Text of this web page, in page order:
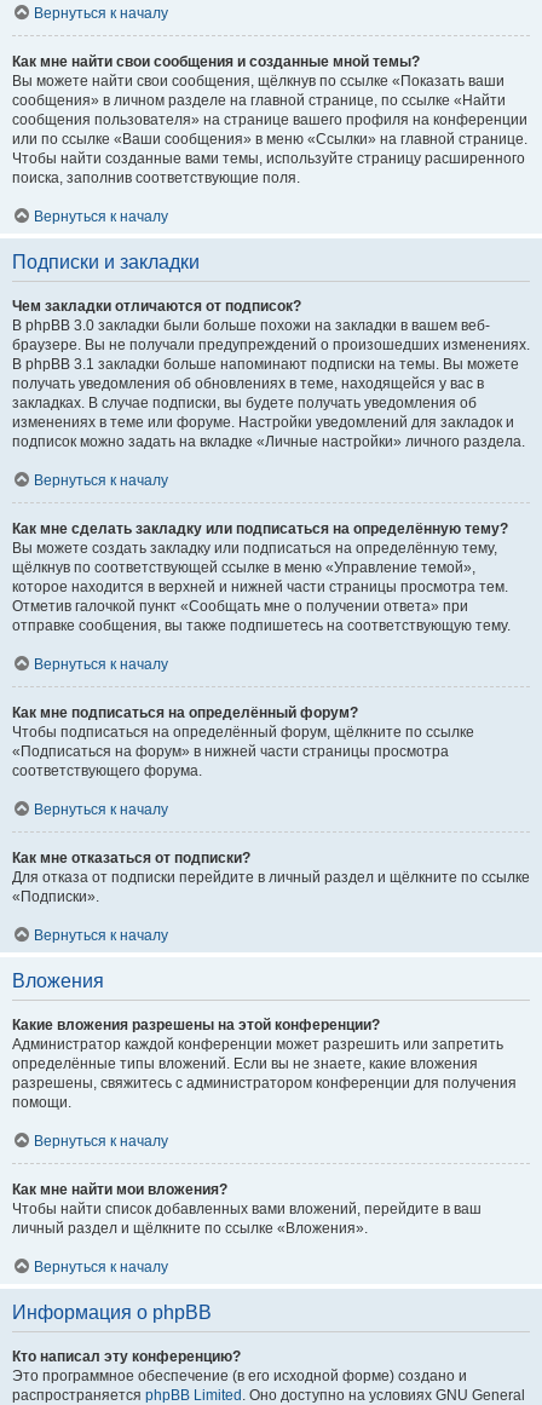
Вернуться к началу
Как мне найти свои сообщения и созданные мной темы?
Вы можете найти свои сообщения, щёлкнув по ссылке «Показать ваши
сообщения» в личном разделе на главной странице, по ссылке «Найти
сообщения пользователя» на странице вашего профиля на конференции
или по ссылке «Ваши сообщения» в меню «Ссылки» на главной странице.
Чтобы найти созданные вами темы, используйте страницу расширенного
поиска, заполнив соответствующие поля.
Вернуться к началу
Подписки и закладки
Чем закладки отличаются от подписок?
В phpBB 3.0 закладки были больше похожи на закладки в вашем веб-
браузере. Вы не получали предупреждений о произошедших изменениях.
В phpBB 3.1 закладки больше напоминают подписки на темы. Вы можете
получать уведомления об обновлениях в теме, находящейся у вас в
закладках. В случае подписки, вы будете получать уведомления об
изменениях в теме или форуме. Настройки уведомлений для закладок и
подписок можно задать на вкладке «Личные настройки» личного раздела.
Вернуться к началу
Как мне сделать закладку или подписаться на определённую тему?
Вы можете создать закладку или подписаться на определённую тему,
щёлкнув по соответствующей ссылке в меню «Управление темой»,
которое находится в верхней и нижней части страницы просмотра тем.
Отметив галочкой пункт «Сообщать мне о получении ответа» при
отправке сообщения, вы также подпишетесь на соответствующую тему.
Вернуться к началу
Как мне подписаться на определённый форум?
Чтобы подписаться на определённый форум, щёлкните по ссылке
«Подписаться на форум» в нижней части страницы просмотра
соответствующего форума.
Вернуться к началу
Как мне отказаться от подписки?
Для отказа от подписки перейдите в личный раздел и щёлкните по ссылке
«Подписки».
Вернуться к началу
Вложения
Какие вложения разрешены на этой конференции?
Администратор каждой конференции может разрешить или запретить
определённые типы вложений. Если вы не знаете, какие вложения
разрешены, свяжитесь с администратором конференции для получения
помощи.
Вернуться к началу
Как мне найти мои вложения?
Чтобы найти список добавленных вами вложений, перейдите в ваш
личный раздел и щёлкните по ссылке «Вложения».
Вернуться к началу
Информация о phpBB
Кто написал эту конференцию?
Это программное обеспечение (в его исходной форме) создано и
распространяется phpBB Limited . Оно доступно на условиях GNU General